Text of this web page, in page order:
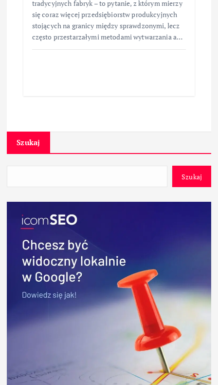
tradycyjnych fabryk – to pytanie, z którym mierzy
się coraz więcej przedsiębiorstw produkcyjnych
stojących na granicy między sprawdzonymi, lecz
często przestarzałymi metodami wytwarzania a…
Szukaj
Szukaj